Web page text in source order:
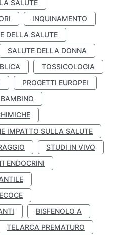
SALUTE
INQUINAMENTO
DELLA SALUTE
SALUTE DELLA DONNA
TOSSICOLOGIA
PROGETTI EUROPEI
IMPATTO SULLA SALUTE
STUDI IN VIVO
ENDOCRINI
BISFENOLO A
TELARCA PREMATURO